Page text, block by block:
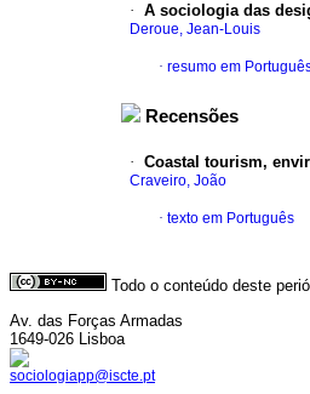
· A sociologia das
Deroue, Jean-Louis
· resumo em
Recensões
· Coastal tourism,
Craveiro, João
· texto em Português
Todo o conteúdo deste
Av. das Forças Armadas
1649-026 Lisboa
sociologiapp@iscte.pt